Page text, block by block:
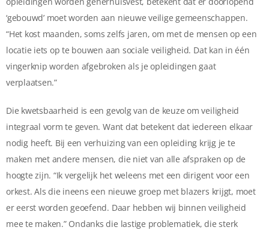
‘gebouwd’ moet worden aan nieuwe veilige gemeenschappen.
“Het kost maanden, soms zelfs jaren, om met de mensen op een
locatie iets op te bouwen aan sociale veiligheid. Dat kan in één
vingerknip worden afgebroken als je opleidingen gaat
verplaatsen.”
Die kwetsbaarheid is een gevolg van de keuze om veiligheid
integraal vorm te geven. Want dat betekent dat iedereen elkaar
nodig heeft. Bij een verhuizing van een opleiding krijg je te
maken met andere mensen, die niet van alle afspraken op de
hoogte zijn. “Ik vergelijk het weleens met een dirigent voor een
orkest. Als die ineens een nieuwe groep met blazers krijgt, moet
er eerst worden geoefend. Daar hebben wij binnen veiligheid
mee te maken.” Ondanks die lastige problematiek, die sterk